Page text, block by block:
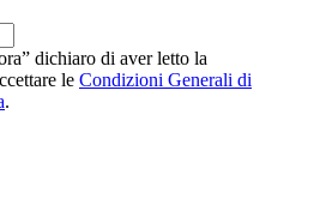
dichiaro di aver letto la
le Condizioni Generali di
.